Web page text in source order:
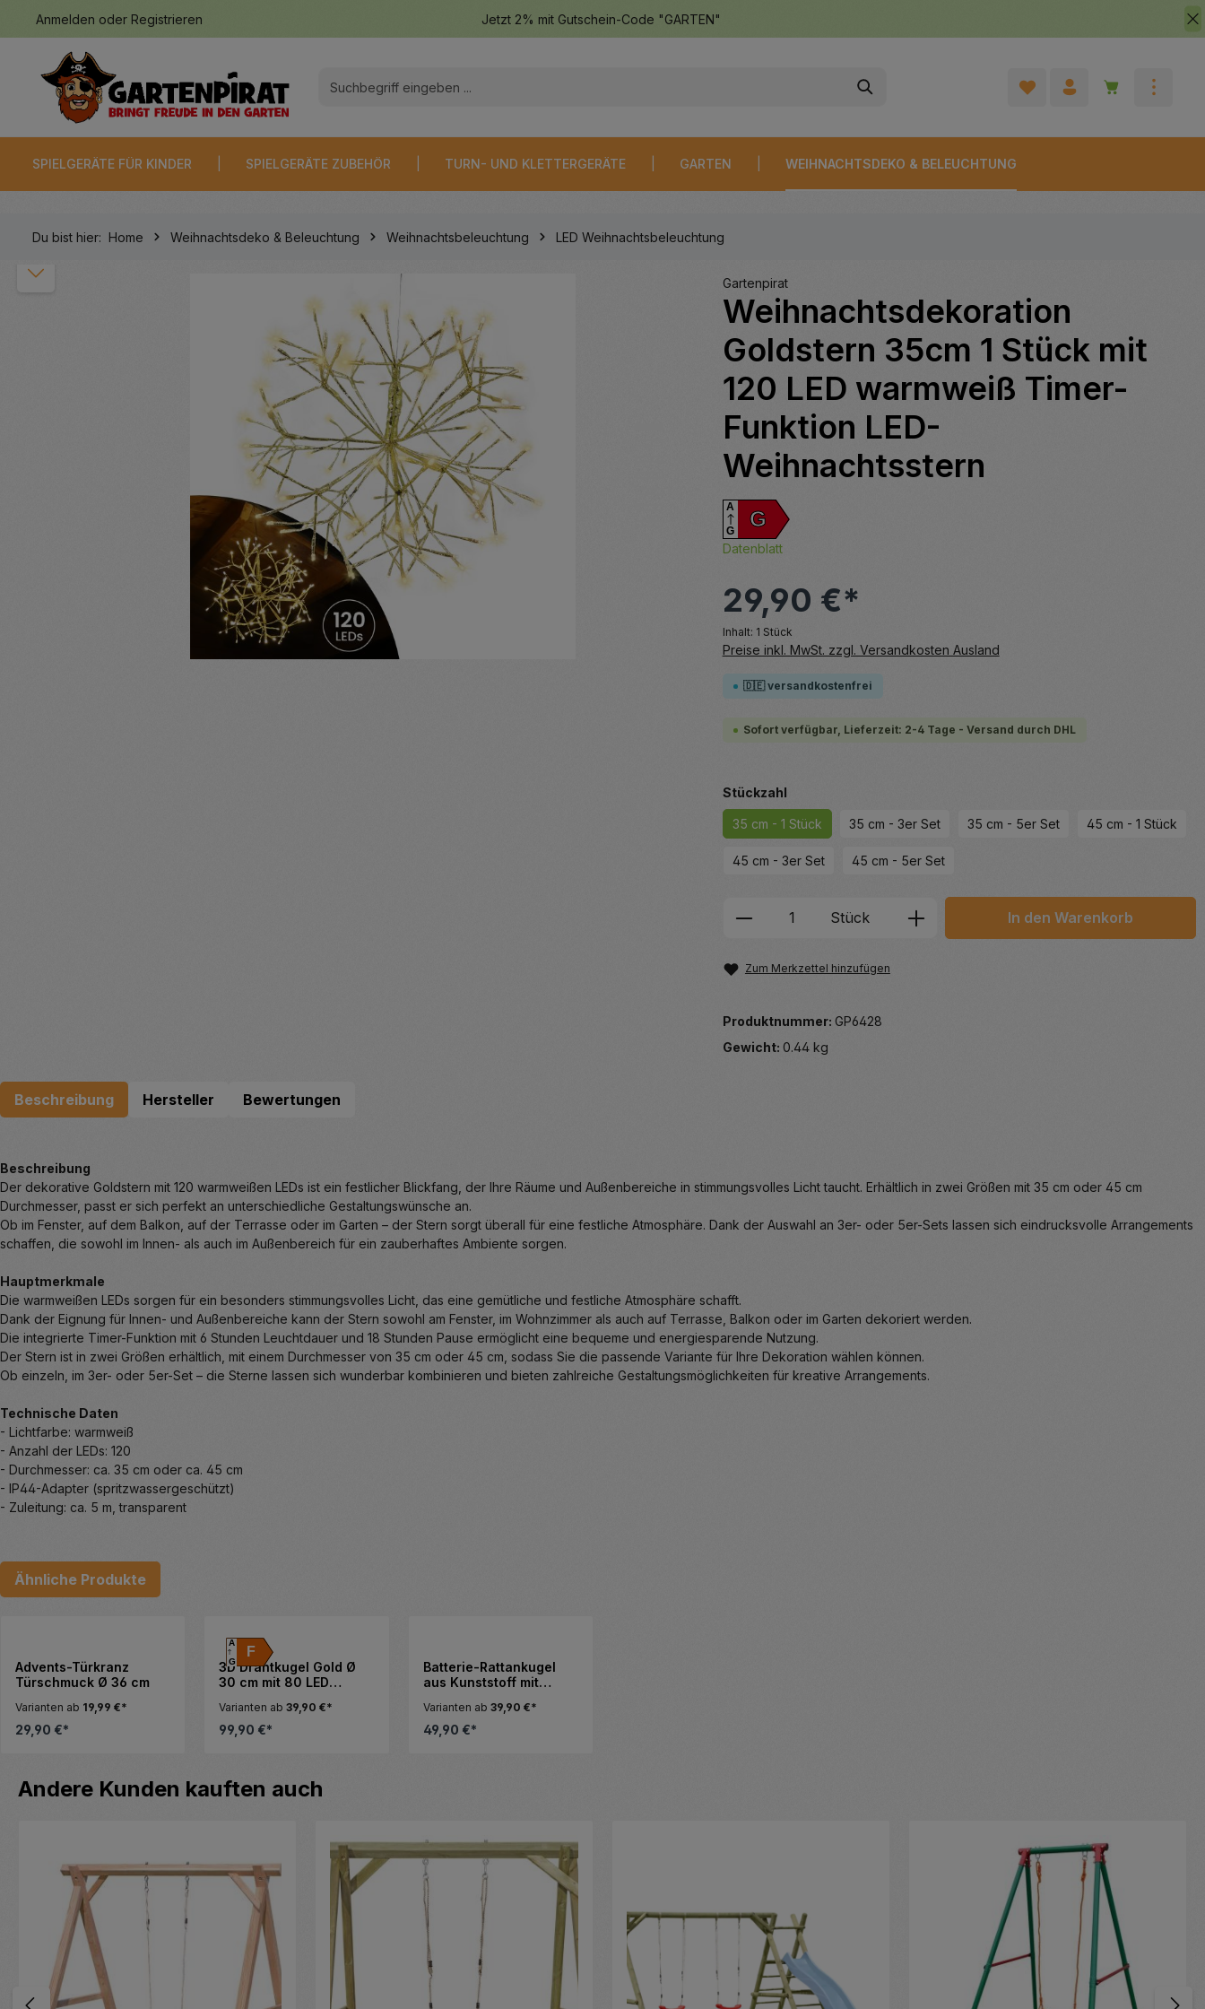
Zur Hauptnavigation springen
Anmelden oder Registrieren Jetzt 2% mit Gutschein-Code "GARTEN"
Warenkorb
SPIELGERÄTE FÜR KINDER SPIELGERÄTE ZUBEHÖR TURN- UND KLETTERGERÄTE GARTEN WEIHNACHTSDEKO & BELEUCHTUNG
Du bist hier: Home Weihnachtsdeko & Beleuchtung Weihnachtsbeleuchtung LED Weihnachtsbeleuchtung
Bildergalerie überspringen Gartenpirat
Weihnachtsdekoration
Goldstern 35cm 1 Stück mit
120 LED warmweiß Timer-
Funktion LED-
Weihnachtsstern
G
A
G
Datenblatt
29,90 €*
Inhalt: 1 Stück
Preise inkl. MwSt. zzgl. Versandkosten Ausland
🇩🇪 versandkostenfrei
Sofort verfügbar, Lieferzeit: 2-4 Tage - Versand durch DHL
Stückzahlauswählen
35 cm - 1 Stück 35 cm - 3er Set 35 cm - 5er Set 45 cm - 1 Stück
45 cm - 3er Set 45 cm - 5er Set
Produkt Anzahl: Gib den gewünschten Wert
Stück In den Warenkorb
Zum Merkzettel hinzufügen
Produktnummer: GP6428
Gewicht: 0.44 kg
Beschreibung Hersteller Bewertungen
Beschreibung
Der dekorative Goldstern mit 120 warmweißen LEDs ist ein festlicher Blickfang, der Ihre Räume und Außenbereiche in stimmungsvolles Licht taucht. Erhältlich in zwei Größen mit 35 cm oder 45 cm
Durchmesser, passt er sich perfekt an unterschiedliche Gestaltungswünsche an.
Ob im Fenster, auf dem Balkon, auf der Terrasse oder im Garten – der Stern sorgt überall für eine festliche Atmosphäre. Dank der Auswahl an 3er- oder 5er-Sets lassen sich eindrucksvolle Arrangements
schaffen, die sowohl im Innen- als auch im Außenbereich für ein zauberhaftes Ambiente sorgen.
Hauptmerkmale
Die warmweißen LEDs sorgen für ein besonders stimmungsvolles Licht, das eine gemütliche und festliche Atmosphäre schafft.
Dank der Eignung für Innen- und Außenbereiche kann der Stern sowohl am Fenster, im Wohnzimmer als auch auf Terrasse, Balkon oder im Garten dekoriert werden.
Die integrierte Timer-Funktion mit 6 Stunden Leuchtdauer und 18 Stunden Pause ermöglicht eine bequeme und energiesparende Nutzung.
Der Stern ist in zwei Größen erhältlich, mit einem Durchmesser von 35 cm oder 45 cm, sodass Sie die passende Variante für Ihre Dekoration wählen können.
Ob einzeln, im 3er- oder 5er-Set – die Sterne lassen sich wunderbar kombinieren und bieten zahlreiche Gestaltungsmöglichkeiten für kreative Arrangements.
Technische Daten
- Lichtfarbe: warmweiß
- Anzahl der LEDs: 120
- Durchmesser: ca. 35 cm oder ca. 45 cm
- IP44-Adapter (spritzwassergeschützt)
- Zuleitung: ca. 5 m, transparent
Ähnliche Produkte
Advents-Türkranz
Türschmuck Ø 36 cm
Varianten ab 19,99 €*
29,90 €*
F
A
G
3D Drahtkugel Gold Ø
30 cm mit 80 LED
Funktion IP44
Varianten ab 39,90 €*
99,90 €*
Batterie-Rattankugel
aus Kunststoff mit
Timer-Funktion
Varianten ab 39,90 €*
49,90 €*
Produktgalerie überspringen
Andere Kunden kauften auch